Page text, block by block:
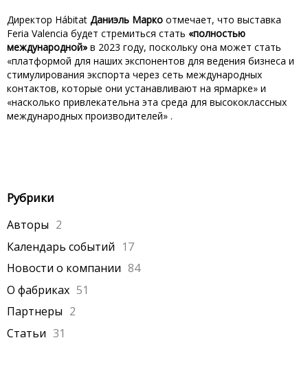
Директор Hábitat Даниэль Марко отмечает, что выставка
Feria Valencia будет стремиться стать «полностью
международной» в 2023 году, поскольку она может стать
«платформой для наших экспонентов для ведения бизнеса и
стимулирования экспорта через сеть международных
контактов, которые они устанавливают на ярмарке» и
«насколько привлекательна эта среда для высококлассных
международных производителей» .
Рубрики
Авторы 2
Календарь событий 17
Новости о компании 84
О фабриках 51
Партнеры 2
Статьи 31